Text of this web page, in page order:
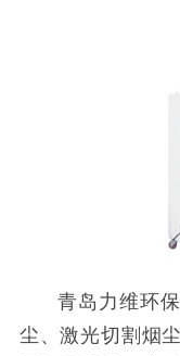
青岛力维环
尘、激光切割烟